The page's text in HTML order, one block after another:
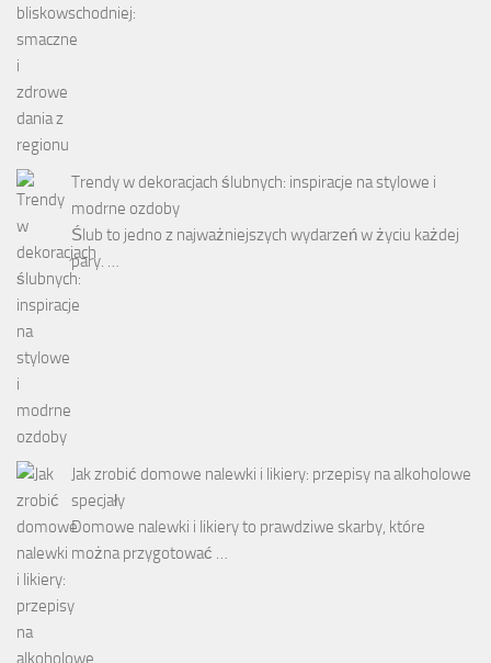
Trendy w dekoracjach ślubnych: inspiracje na stylowe i
modrne ozdoby
Ślub to jedno z najważniejszych wydarzeń w życiu każdej
pary. …
Jak zrobić domowe nalewki i likiery: przepisy na alkoholowe
specjały
Domowe nalewki i likiery to prawdziwe skarby, które
można przygotować …